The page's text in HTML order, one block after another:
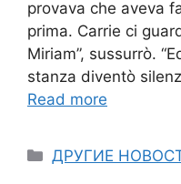
provava che aveva
prima. Carrie ci
Miriam”, sussurrò.
stanza diventò
Read more
Categories
ДРУГИЕ